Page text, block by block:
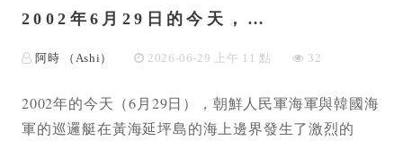
2002年6月29日的今天，…
阿時 （Ashi） 2026-06-29 上午 11 點 32
2002年的今天（6月29日），朝鮮人民軍海軍與韓國海
軍的巡邏艇在黃海延坪島的海上邊界發生了激烈的